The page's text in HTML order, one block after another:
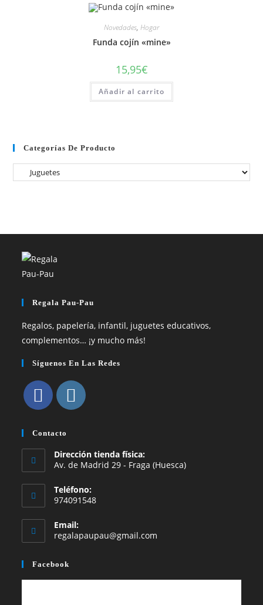
Novedades, Hogar
Funda cojín «mine»
15,95€
Añadir al carrito
Categorías De Producto
Regala Pau-Pau
Regalos, papelería, infantil, juguetes educativos,
complementos… ¡y mucho más!
Síguenos En Las Redes
abre
una
nueva
pestaña
abre
una
pestaña
Contacto
Dirección tienda física:
Av. de Madrid 29 - Fraga (Huesca)
Teléfono:
974091548
Email:
regalapaupau@gmail.com
Facebook